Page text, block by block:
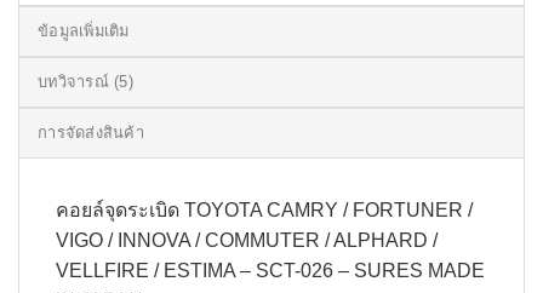
ข้อมูลเพิ่มเติม
บทวิจารณ์ (5)
การจัดส่งสินค้า
คอยล์จุดระเบิด TOYOTA CAMRY / FORTUNER /
VIGO / INNOVA / COMMUTER / ALPHARD /
VELLFIRE / ESTIMA – SCT-026 – SURES MADE